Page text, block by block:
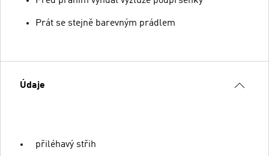
Prát se stejně barevným prádlem
Údaje
přiléhavý střih